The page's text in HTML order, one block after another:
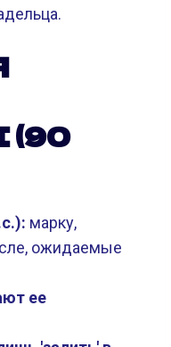
(90
марку,
ожидаемые
ее